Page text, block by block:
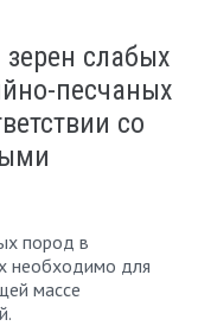
слабых
песчаных
со
пород в
необходимо для
массе